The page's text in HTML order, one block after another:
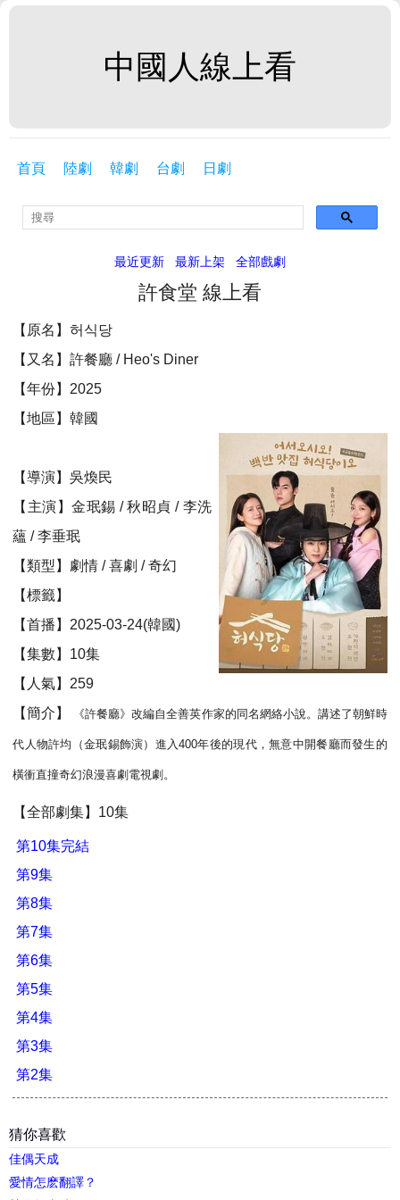
中國人線上看
首頁 陸劇 韓劇 台劇 日劇
最近更新 最新上架 全部戲劇
許食堂 線上看
【原名】허식당
【又名】許餐廳 / Heo's Diner
【年份】2025
【地區】韓國
【導演】吳煥民
【主演】金珉錫 / 秋昭貞 / 李洗
蘊 / 李垂珉
【類型】劇情 / 喜劇 / 奇幻
【標籤】
【首播】2025-03-24(韓國)
【集數】10集
【人氣】259
【簡介】
《許餐廳》改編自全善英作家的同名網絡小說。講述了朝鮮時
代人物許均（金珉錫飾演）進入400年後的現代，無意中開餐廳而發生的
橫衝直撞奇幻浪漫喜劇電視劇。
【全部劇集】10集
第10集完結
第9集
第8集
第7集
第6集
第5集
第4集
第3集
第2集
猜你喜歡
佳偶天成
愛情怎麽翻譯？